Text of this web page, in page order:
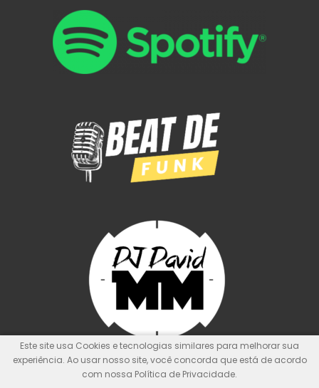
Este site usa Cookies e tecnologias similares para melhorar sua
experiência. Ao usar nosso site, você concorda que está de acordo
com nossa Política de Privacidade.